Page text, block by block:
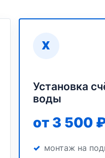
Х
Установка
воды
от 3 500
монтаж на